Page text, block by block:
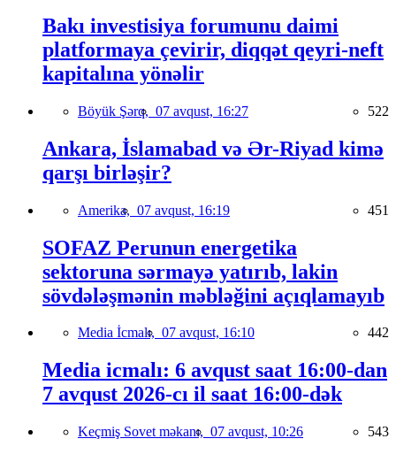
Bakı investisiya forumunu daimi
platformaya çevirir, diqqət qeyri-neft
kapitalına yönəlir
Böyük Şərq, 07 avqust, 16:27 522
Ankara, İslamabad və Ər-Riyad kimə
qarşı birləşir?
Amerika, 07 avqust, 16:19 451
SOFAZ Perunun energetika
sektoruna sərmayə yatırıb, lakin
sövdələşmənin məbləğini açıqlamayıb
Media İcmalı, 07 avqust, 16:10 442
Media icmalı: 6 avqust saat 16:00-dan
7 avqust 2026-cı il saat 16:00-dək
Keçmiş Sovet məkanı, 07 avqust, 10:26 543